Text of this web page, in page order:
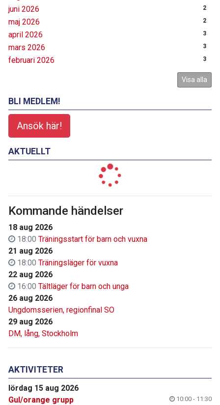
juni 2026
2
maj 2026 2
april 2026 3
mars 2026 3
februari 2026 3
Visa alla
BLI MEDLEM!
Ansök här!
AKTUELLT
Kommande händelser
18 aug 2026
18:00 Träningsstart för barn och vuxna
21 aug 2026
18:00 Träningsläger för vuxna
22 aug 2026
16:00 Tältläger för barn och unga
26 aug 2026
Ungdomsserien, regionfinal SO
29 aug 2026
DM, lång, Stockholm
AKTIVITETER
lördag 15 aug 2026
Gul/orange grupp
10:00 - 11:30